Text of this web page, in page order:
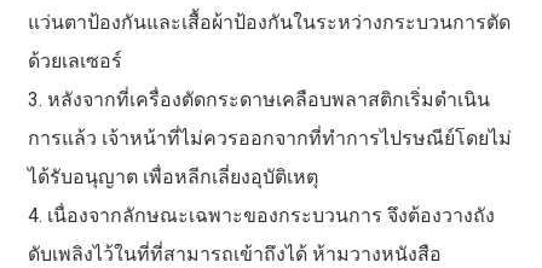
แว่นตาป้องกันและเสื้อผ้าป้องกันในระหว่างกระบวนการตัด
ด้วยเลเซอร์
3. หลังจากที่เครื่องตัดกระดาษเคลือบพลาสติกเริ่มดำเนิน
การแล้ว เจ้าหน้าที่ไม่ควรออกจากที่ทำการไปรษณีย์โดยไม่
ได้รับอนุญาต เพื่อหลีกเลี่ยงอุบัติเหตุ
4. เนื่องจากลักษณะเฉพาะของกระบวนการ จึงต้องวางถัง
ดับเพลิงไว้ในที่ที่สามารถเข้าถึงได้ ห้ามวางหนังสือ